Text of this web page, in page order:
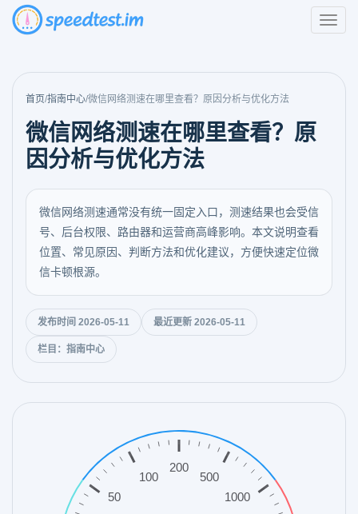
首页/指南中心/微信网络测速在哪里查看？原因分析与优化方法
微信网络测速在哪里查看？原
因分析与优化方法
微信网络测速通常没有统一固定入口，测速结果也会受信
号、后台权限、路由器和运营商高峰影响。本文说明查看
位置、常见原因、判断方法和优化建议，方便快速定位微
信卡顿根源。
发布时间 2026-05-11 最近更新 2026-05-11
栏目：指南中心